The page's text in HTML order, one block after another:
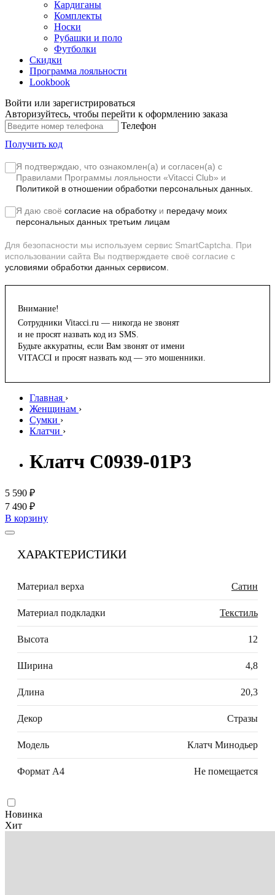
Кардиганы
Комплекты
Носки
Рубашки и поло
Футболки
Скидки
Программа лояльности
Lookbook
Войти или зарегистрироваться
Авторизуйтесь, чтобы перейти к оформлению заказа
Телефон
Получить код
Я подтверждаю, что ознакомлен(а) и согласен(а) с
Правилами Программы лояльности «Vitacci Club» и
Политикой в отношении обработки персональных данных.
Я даю своё согласие на обработку и передачу моих
персональных данных третьим лицам
Для безопасности мы используем сервис SmartCaptcha. При
использовании сайта Вы подтверждаете своё согласие с
условиями обработки данных сервисом.
Внимание!
Сотрудники Vitacci.ru — никогда не звонят
и не просят назвать код из SMS.
Будьте аккуратны, если Вам звонят от имени
VITACCI и просят назвать код — это мошенники.
Главная ›
Женщинам ›
Сумки ›
Клатчи ›
Клатч C0939-01P3
5 590 ₽
7 490 ₽
В корзину
ХАРАКТЕРИСТИКИ
Материал верха Сатин
Материал подкладки Текстиль
Высота 12
Ширина 4,8
Длина 20,3
Декор Стразы
Модель Клатч Минодьер
Формат А4 Не помещается
Новинка
Хит